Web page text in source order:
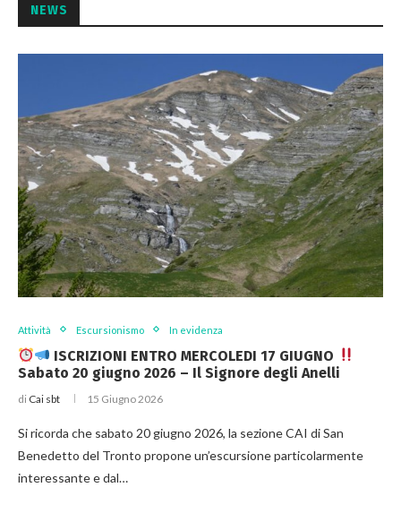
NEWS
Attività Escursionismo In evidenza
ISCRIZIONI ENTRO MERCOLEDI 17 GIUGNO
Sabato 20 giugno 2026 – Il Signore degli Anelli
di Cai sbt 15 Giugno 2026
Si ricorda che sabato 20 giugno 2026, la sezione CAI di San
Benedetto del Tronto propone un’escursione particolarmente
interessante e dal…